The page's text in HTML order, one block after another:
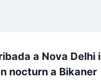
a Nova Delhi i
nocturn a Bikaner